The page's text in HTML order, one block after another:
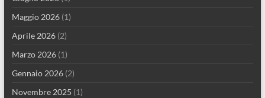
Maggio 2026(1)
Aprile 2026(2)
Marzo 2026(1)
Gennaio 2026(2)
Novembre 2025 (1)